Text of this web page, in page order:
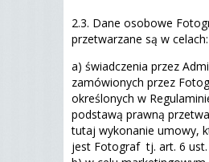
2.3. Dane osobowe
przetwarzane są w celach:
a) świadczenia przez
zamówionych przez
określonych w
podstawą prawną
tutaj wykonanie umowy,
jest Fotograf tj. art. 6 ust.